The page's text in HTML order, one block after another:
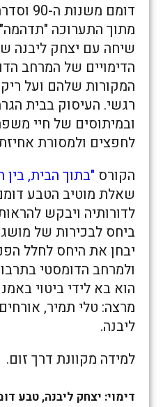
דומם
שיחה עם יצחק ליבנה
הדימויים של המרחב
המקורות שלהם ועל
רגשי. העיסוק בבית
ובמיתוסים של חיי
לחפצים ולמסורת אחיזת
הקורס "בתוך הבית, בין
שאלת מוטיב הטבע
לדורותיה ויבקש
ביחס לבכירות של
יבחן את היחס לחלל
ולמרחב הדומסטי
הוא בא לידי ביטוי
מרצה: טלי תמיר,
ליבנה.
למידה מקוונת דרך זום.
דימוי: יצחק ליבנה, טבע